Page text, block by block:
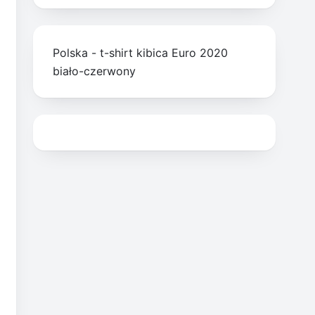
Polska - t-shirt kibica Euro 2020
biało-czerwony